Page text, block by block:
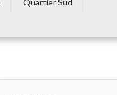
Quartier Sud